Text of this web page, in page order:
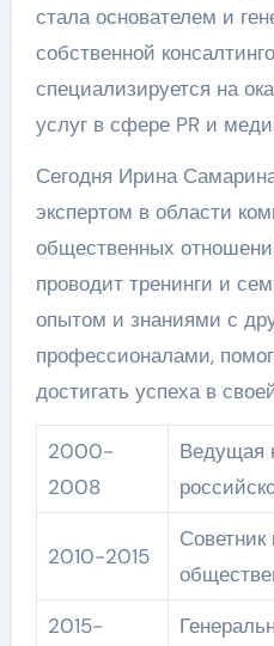
стала основателем и
собственной
специализируется на
услуг в сфере PR и
Сегодня Ирина
экспертом в области
общественных
проводит тренинги и
опытом и знаниями с
профессионалами,
достигать успеха в
2000-
2008
Ведущая
2010-2015
Советник
2015-